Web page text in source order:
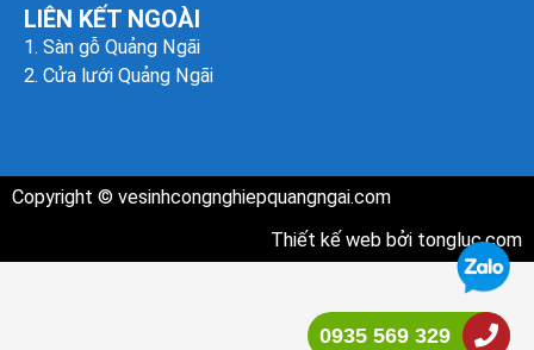
LIÊN KẾT NGOÀI
1. Sàn gỗ Quảng Ngãi
2. Cửa lưới Quảng Ngãi
0935 569 329
Copyright © vesinhcongnghiepquangngai.com
Thiết kế web bởi tongluc.com